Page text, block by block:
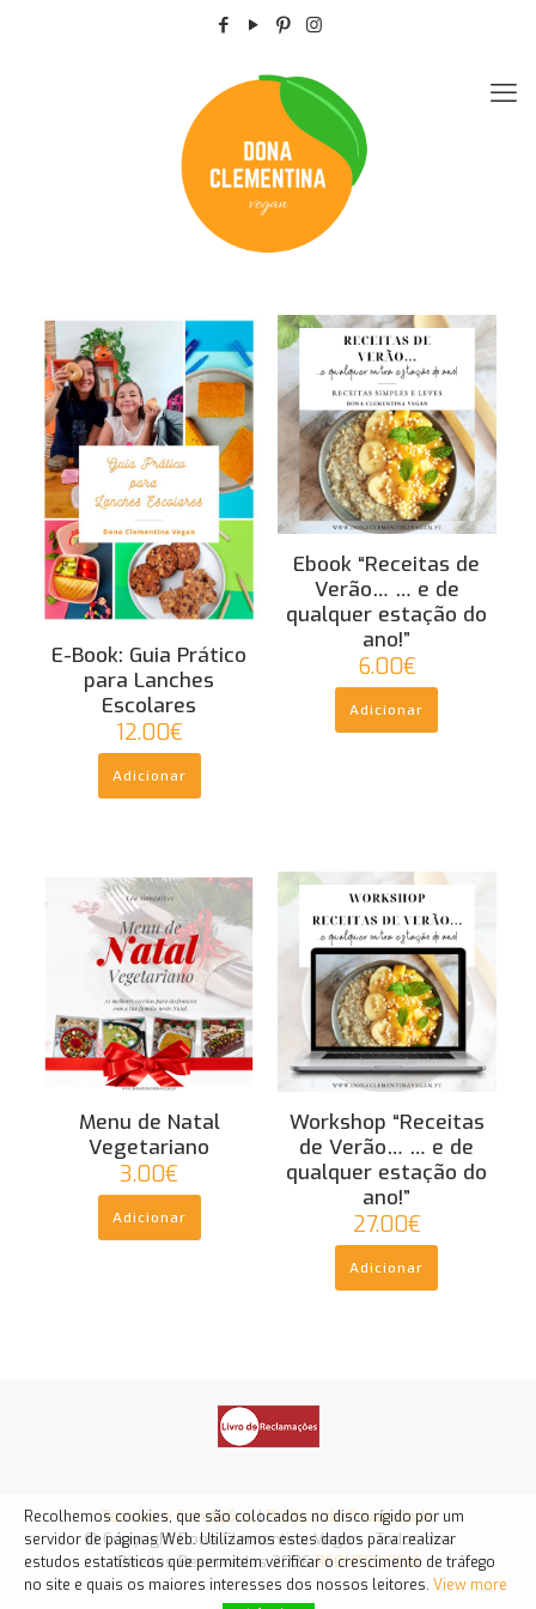
E-Book: Guia Prático
para Lanches
Escolares
12.00€
Adicionar
Ebook “Receitas de
Verão… … e de
qualquer estação do
ano!”
6.00€
Adicionar
Menu de Natal
Vegetariano
3.00€
Adicionar
Workshop “Receitas
de Verão… … e de
qualquer estação do
ano!”
27.00€
Adicionar
Termos e Condições|Política de Privacidade
© Copyright Dona Clementina Vegan - Todos dos
Direitos Reservados 2026RFONTES.COM
Recolhemos cookies, que são colocados no disco rígido por um
servidor de páginas Web. Utilizamos estes dados para realizar
estudos estatísticos que permitem verificar o crescimento de tráfego
no site e quais os maiores interesses dos nossos leitores. View more